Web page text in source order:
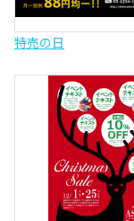
特売の日